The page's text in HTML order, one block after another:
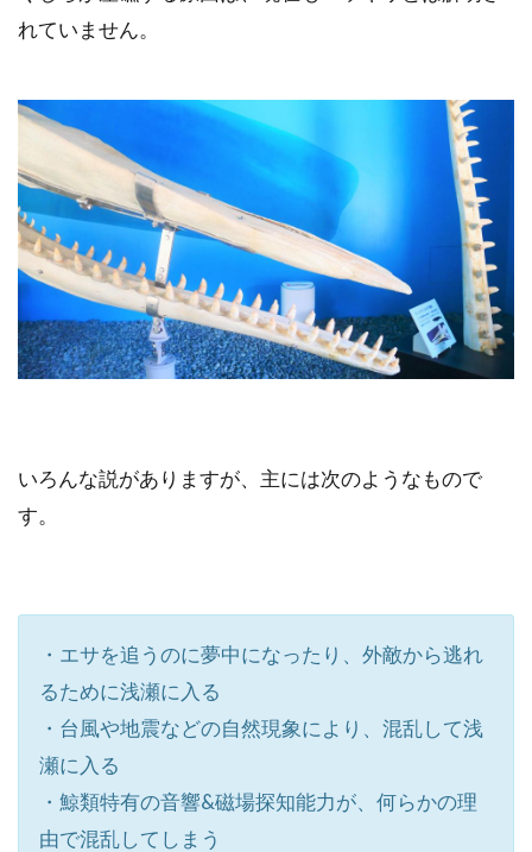
れていません。
いろんな説がありますが、主には次のようなもので
す。
・エサを追うのに夢中になったり、外敵から逃れ
るために浅瀬に入る
・台風や地震などの自然現象により、混乱して浅
瀬に入る
・鯨類特有の音響&磁場探知能力が、何らかの理
由で混乱してしまう